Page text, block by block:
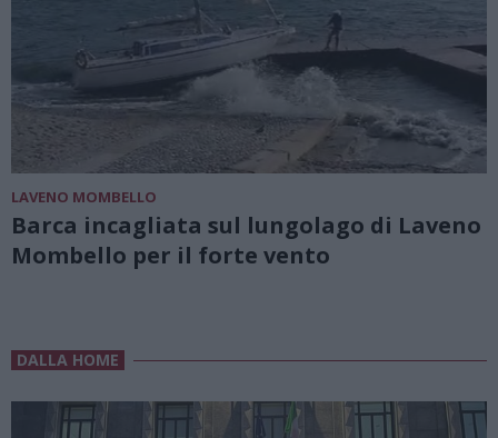
LAVENO MOMBELLO
Barca incagliata sul lungolago di Laveno
Mombello per il forte vento
DALLA HOME